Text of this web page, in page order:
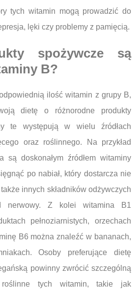
tych witamin mogą prowadzić do
lęki czy problemy z pamięcią.
spożywcze są
B?
ilość witamin z grupy B,
dietę o różnorodne produkty
te występują w wielu źródłach
oraz roślinnego. Na przykład
są doskonałym źródłem witaminy
po nabiał, który dostarcza nie
innych składników odżywczych
nerwowy. Z kolei witamina B1
pełnoziarnistych, orzechach
B6 można znaleźć w bananach,
Osoby preferujące dietę
powinny zwrócić szczególną
tych witamin, takie jak